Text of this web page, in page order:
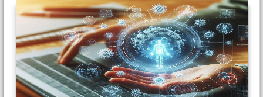
Trả lời
Emmitt Walstrumviết:
17 Tháng 7, 2026 lúc 5:25 chiều